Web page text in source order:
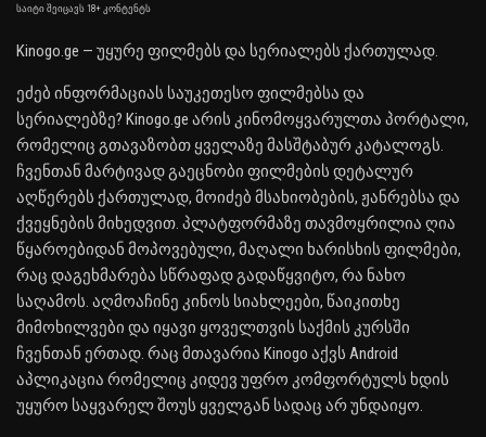
საიტი შეიცავს 18+ კონტენტს
Kinogo.ge — უყურე ფილმებს და სერიალებს ქართულად.
ეძებ ინფორმაციას საუკეთესო ფილმებსა და
სერიალებზე? Kinogo.ge არის კინომოყვარულთა პორტალი,
რომელიც გთავაზობთ ყველაზე მასშტაბურ კატალოგს.
ჩვენთან მარტივად გაეცნობი ფილმების დეტალურ
აღწერებს ქართულად, მოიძებ მსახიობების, ჟანრებსა და
ქვეყნების მიხედვით. პლატფორმაზე თავმოყრილია ღია
წყაროებიდან მოპოვებული, მაღალი ხარისხის ფილმები,
რაც დაგეხმარება სწრაფად გადაწყვიტო, რა ნახო
საღამოს. აღმოაჩინე კინოს სიახლეები, წაიკითხე
მიმოხილვები და იყავი ყოველთვის საქმის კურსში
ჩვენთან ერთად. რაც მთავარია Kinogo აქვს Android
აპლიკაცია რომელიც კიდევ უფრო კომფორტულს ხდის
უყურო საყვარელ შოუს ყველგან სადაც არ უნდაიყო.